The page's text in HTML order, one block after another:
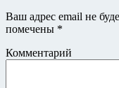
Ваш адрес email не
помечены *
Комментарий